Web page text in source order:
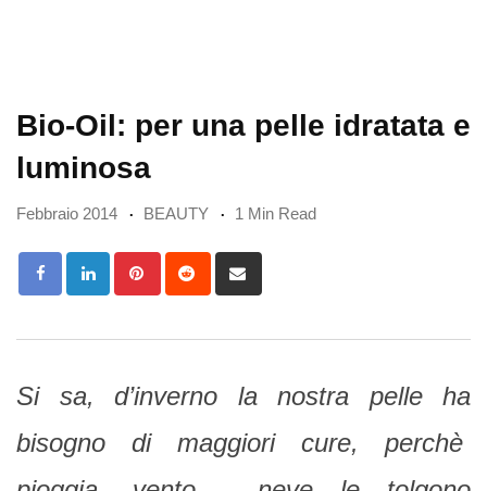
Bio-Oil: per una pelle idratata e
luminosa
Febbraio 2014 BEAUTY 1 Min Read
PinterestReddit
via
Si sa, d’inverno la nostra pelle ha
bisogno di maggiori cure, perchè